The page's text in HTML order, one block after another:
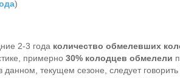
)
2-3 года количество обмелевших
примерно 30% колодцев обмелели
текущем сезоне, следует